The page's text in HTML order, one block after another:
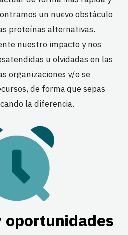
un nuevo obstáculo
proteínas alternativas.
nuestro impacto y nos
u olvidadas en las
organizaciones y/o se
de forma que sepas
la diferencia.
oportunidades